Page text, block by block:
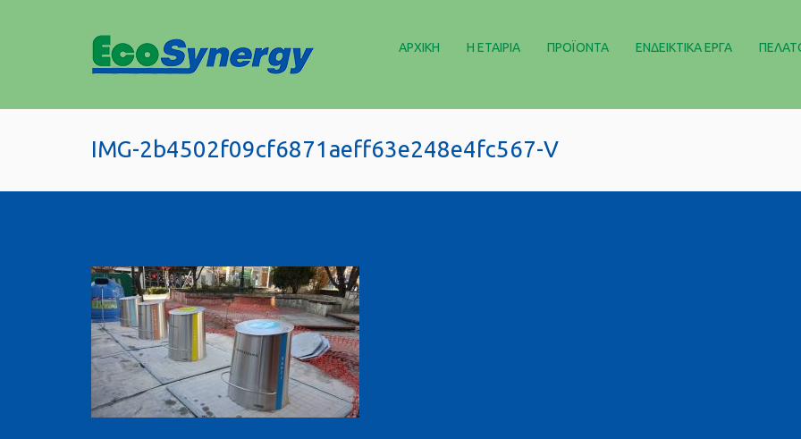
ΑΡΧΙΚΉ Η ΕΤΑΙΡΊΑ ΠΡΟΪΌΝΤΑ ΕΝΔΕΙΚΤΙΚΆ ΈΡΓΑ
IMG-2b4502f09cf6871aeff63e248e4fc567-V